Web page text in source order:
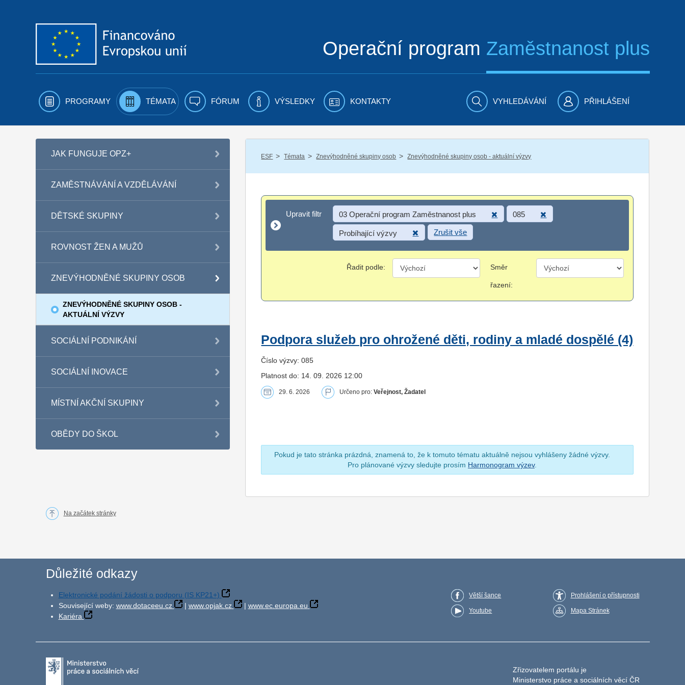
Operační program Zaměstnanost plus
PROGRAMY TÉMATA FÓRUM VÝSLEDKY KONTAKTY VYHLEDÁVÁNÍ PŘIHLÁŠENÍ
JAK FUNGUJE OPZ+
ZAMĚSTNÁVÁNÍ A VZDĚLÁVÁNÍ
DĚTSKÉ SKUPINY
ROVNOST ŽEN A MUŽŮ
ZNEVÝHODNĚNÉ SKUPINY OSOB
ZNEVÝHODNĚNÉ SKUPINY OSOB -
AKTUÁLNÍ VÝZVY
SOCIÁLNÍ PODNIKÁNÍ
SOCIÁLNÍ INOVACE
MÍSTNÍ AKČNÍ SKUPINY
OBĚDY DO ŠKOL
ESF / Témata / Znevýhodněné skupiny osob / Znevýhodněné skupiny osob - aktuální výzvy
Upravit filtr
Upravit filtr 03 Operační program Zaměstnanost plus 085
Probíhající výzvy Zrušit vše
Řadit podle: Směr
řazení:
Podpora služeb pro ohrožené děti, rodiny a mladé dospělé (4)
Číslo výzvy: 085
Platnost do: 14. 09. 2026 12:00
29. 6. 2026 Určeno pro:Veřejnost, Žadatel
Pokud je tato stránka prázdná, znamená to, že k tomuto tématu aktuálně nejsou vyhlášeny žádné výzvy.
Pro plánované výzvy sledujte prosím Harmonogram výzev.
Na začátek stránky
Důležité odkazy
Elektronické podání žádosti o podporu (IS KP21+)
Související weby: www.dotaceeu.cz | www.opjak.cz | www.ec.europa.eu
Kariéra
Větší šance
Youtube
Prohlášení o přístupnosti
Mapa Stránek
Zřizovatelem portálu je
Ministerstvo práce a sociálních věcí ČR